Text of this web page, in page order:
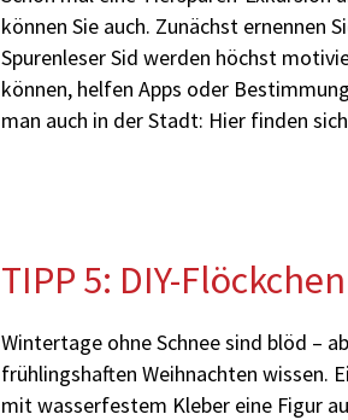
können Sie auch. Zunächst ernennen
Spurenleser Sid werden höchst
können, helfen Apps oder
man auch in der Stadt: Hier finden
TIPP 5: DIY-Flöckchen
Wintertage ohne Schnee sind blöd –
frühlingshaften Weihnachten wissen.
mit wasserfestem Kleber eine Figur